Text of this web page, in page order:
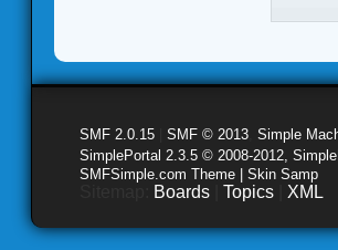
SMF 2.0.15 SMF © 2013 Simple
SimplePortal 2.3.5 © 2008-2012,
SMFSimple.com Theme | Skin Samp
Boards Topics XML